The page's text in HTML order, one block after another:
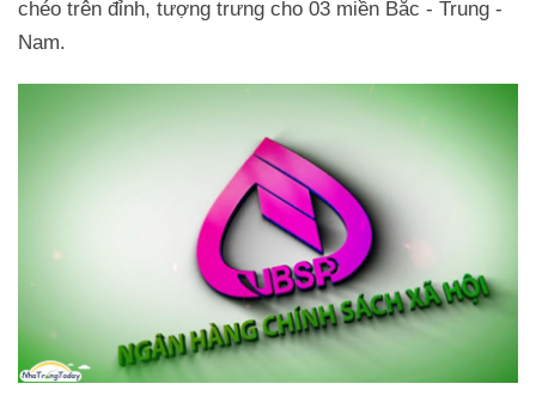
chéo trên đỉnh, tượng trưng cho 03 miền Bắc - Trung -
Nam.